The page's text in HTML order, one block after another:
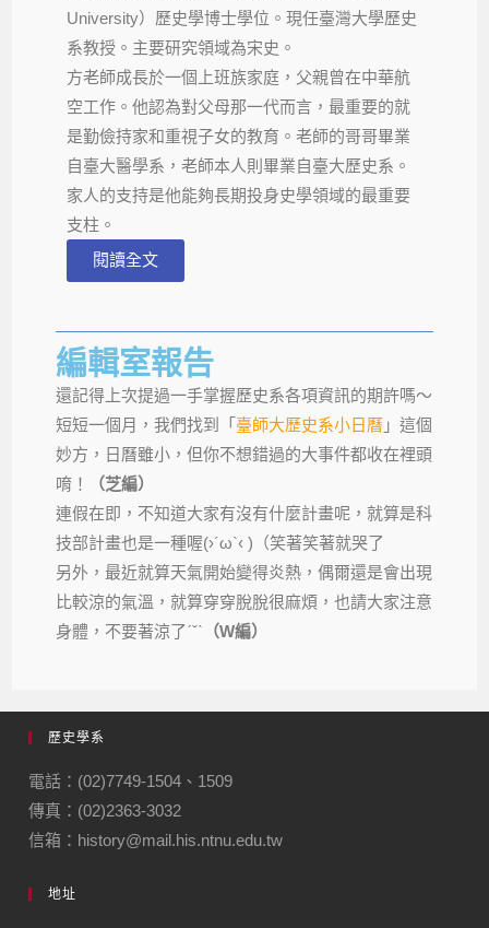
University）歷史學博士學位。現任臺灣大學歷史
系教授。主要研究領域為宋史。
方老師成長於一個上班族家庭，父親曾在中華航
空工作。他認為對父母那一代而言，最重要的就
是勤儉持家和重視子女的教育。老師的哥哥畢業
自臺大醫學系，老師本人則畢業自臺大歷史系。
家人的支持是他能夠長期投身史學領域的最重要
支柱。
閱讀全文
編輯室報告
還記得上次提過一手掌握歷史系各項資訊的期許嗎～
短短一個月，我們找到「 臺師大歷史系小日曆 」這個
妙方，日曆雖小，但你不想錯過的大事件都收在裡頭
唷！
（芝編）
連假在即，不知道大家有沒有什麼計畫呢，就算是科
技部計畫也是一種喔(›´ω`‹ )（笑著笑著就哭了
另外，最近就算天氣開始變得炎熱，偶爾還是會出現
比較涼的氣溫，就算穿穿脫脫很麻煩，也請大家注意
身體，不要著涼了ˊˇˋ （W編）
歷史學系
電話：(02)7749-1504、1509
傳真：(02)2363-3032
信箱：history@mail.his.ntnu.edu.tw
地址